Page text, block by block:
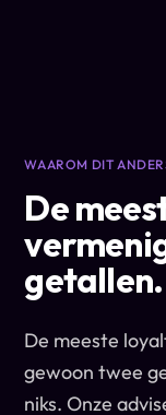
WAAROM DIT
De
getallen.
De meeste
gewoon twee
niks. Onze